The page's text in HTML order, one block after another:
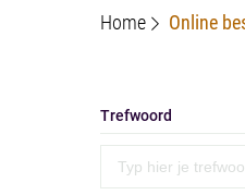
Home Online
Trefwoord